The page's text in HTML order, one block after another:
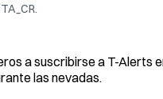
a suscribirse a T-Alerts
las nevadas.